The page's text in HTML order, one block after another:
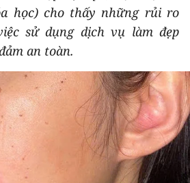
học) cho thấy những rủi ro
sử dụng dịch vụ làm đẹp
an toàn.